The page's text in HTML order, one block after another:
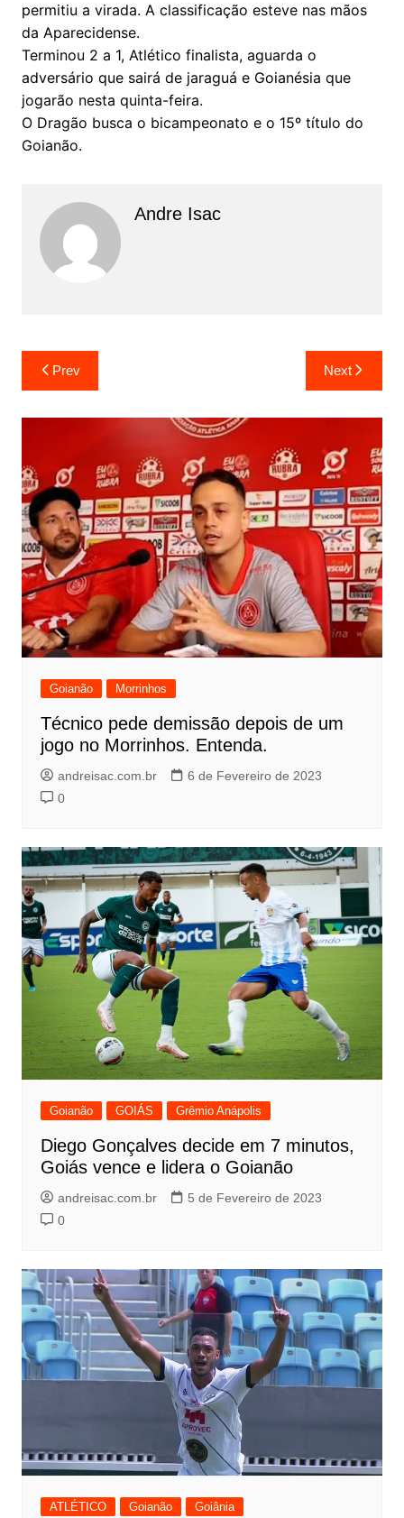
permitiu a virada. A classificação esteve nas mãos
da Aparecidense.
Terminou 2 a 1, Atlético finalista, aguarda o
adversário que sairá de jaraguá e Goianésia que
jogarão nesta quinta-feira.
O Dragão busca o bicampeonato e o 15º título do
Goianão.
Andre Isac
Prev Next
Goianão Morrinhos
Técnico pede demissão depois de um
jogo no Morrinhos. Entenda.
andreisac.com.br
6 de Fevereiro de 2023
0
Goianão GOIÁS Grêmio Anápolis
Diego Gonçalves decide em 7 minutos,
Goiás vence e lidera o Goianão
andreisac.com.br
5 de Fevereiro de 2023
0
ATLÉTICO Goianão Goiânia